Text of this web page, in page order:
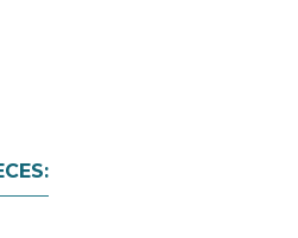
īpašības: